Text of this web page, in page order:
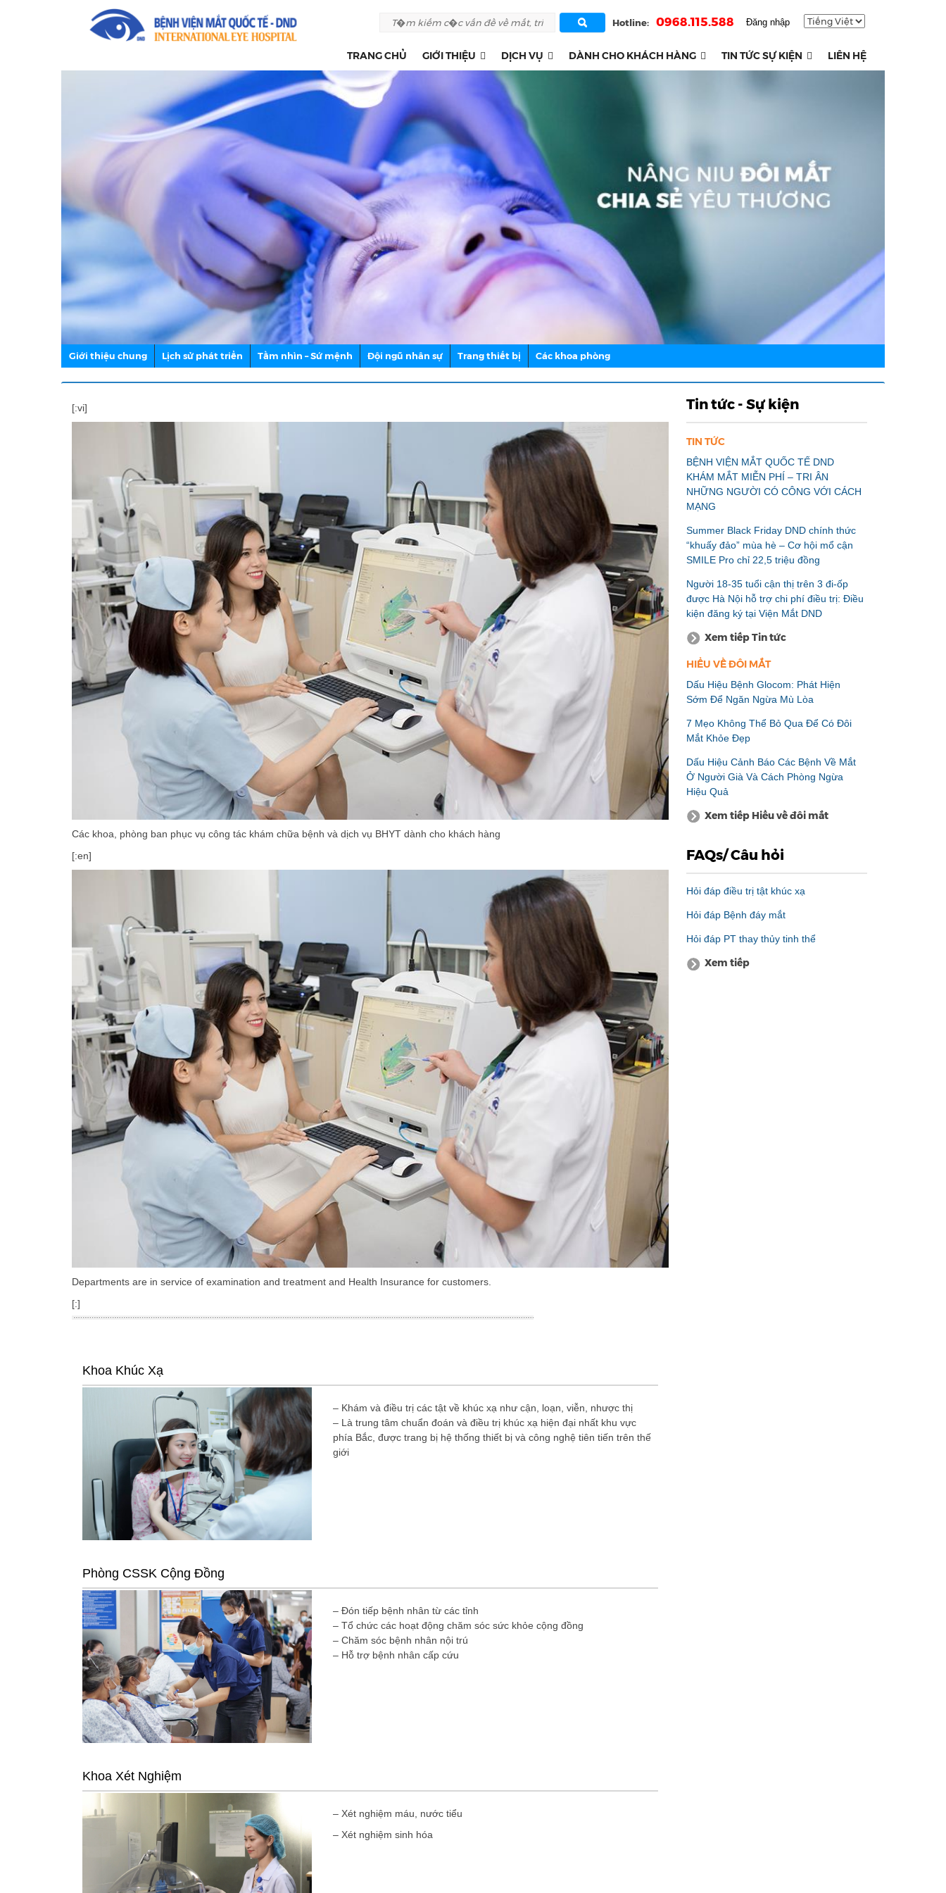
Đăng nhập
Hotline: 0968.115.588
TRANG CHỦ GIỚI THIỆU DỊCH VỤ DÀNH CHO KHÁCH HÀNG TIN TỨC SỰ KIỆN LIÊN HỆ
Giới thiệu chung Lịch sử phát triển Tầm nhìn – Sứ mệnh Đội ngũ nhân sự Trang thiết bị Các khoa phòng
[:vi]
Các khoa, phòng ban phục vụ công tác khám chữa bệnh và dịch vụ BHYT dành cho khách hàng
[:en]
Departments are in service of examination and treatment and Health Insurance for customers.
[:]
Khoa Khúc Xạ
– Khám và điều trị các tật về khúc xạ như cận, loạn, viễn, nhược thị
– Là trung tâm chuẩn đoán và điều trị khúc xạ hiện đại nhất khu vực
phía Bắc, được trang bị hệ thống thiết bị và công nghệ tiên tiến trên thế
giới
Phòng CSSK Cộng Đồng
– Đón tiếp bệnh nhân từ các tỉnh
– Tổ chức các hoạt động chăm sóc sức khỏe cộng đồng
– Chăm sóc bệnh nhân nội trú
– Hỗ trợ bệnh nhân cấp cứu
Khoa Xét Nghiệm
– Xét nghiệm máu, nước tiểu
– Xét nghiệm sinh hóa
Tin tức - Sự kiện
TIN TỨC
BỆNH VIỆN MẮT QUỐC TẾ DND
KHÁM MẮT MIỄN PHÍ – TRI ÂN
NHỮNG NGƯỜI CÓ CÔNG VỚI CÁCH
MẠNG
Summer Black Friday DND chính thức
“khuấy đảo” mùa hè – Cơ hội mổ cận
SMILE Pro chỉ 22,5 triệu đồng
Người 18-35 tuổi cận thị trên 3 đi-ốp
được Hà Nội hỗ trợ chi phí điều trị: Điều
kiện đăng ký tại Viện Mắt DND
Xem tiếp Tin tức
HIỂU VỀ ĐÔI MẮT
Dấu Hiệu Bệnh Glocom: Phát Hiện
Sớm Để Ngăn Ngừa Mù Lòa
7 Mẹo Không Thể Bỏ Qua Để Có Đôi
Mắt Khỏe Đẹp
Dấu Hiệu Cảnh Báo Các Bệnh Về Mắt
Ở Người Già Và Cách Phòng Ngừa
Hiệu Quả
Xem tiếp Hiểu về đôi mắt
FAQs/ Câu hỏi
Hỏi đáp điều trị tật khúc xạ
Hỏi đáp Bệnh đáy mắt
Hỏi đáp PT thay thủy tinh thể
Xem tiếp